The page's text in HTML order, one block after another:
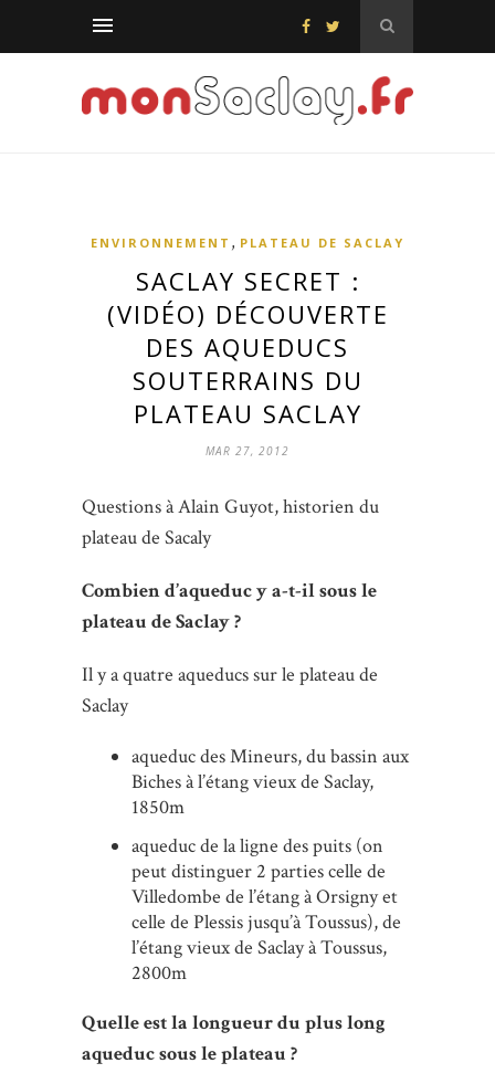
ENVIRONNEMENT , PLATEAU DE SACLAY
SACLAY SECRET :
(VIDÉO) DÉCOUVERTE
DES AQUEDUCS
SOUTERRAINS DU
PLATEAU SACLAY
MAR 27, 2012
Questions à Alain Guyot, historien du
plateau de Sacaly
Combien d’aqueduc y a-t-il sous le
plateau de Saclay ?
Il y a quatre aqueducs sur le plateau de
Saclay
aqueduc des Mineurs, du bassin aux
Biches à l’étang vieux de Saclay,
1850m
aqueduc de la ligne des puits (on
peut distinguer 2 parties celle de
Villedombe de l’étang à Orsigny et
celle de Plessis jusqu’à Toussus), de
l’étang vieux de Saclay à Toussus,
2800m
Quelle est la longueur du plus long
aqueduc sous le plateau ?